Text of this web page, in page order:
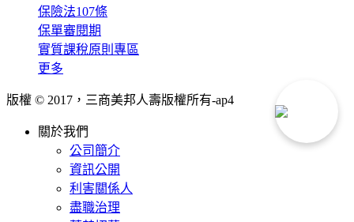
保險法107條
保單審閱期
實質課稅原則專區
更多
版權 © 2017，三商美邦人壽版權所有-ap4
關於我們
公司簡介
資訊公開
利害關係人
盡職治理